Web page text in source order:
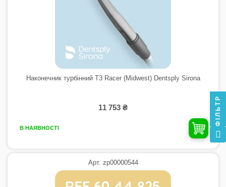
Наконечник турбінний T3 Racer (Midwest) Dentsply Sirona
11 753 ₴
В НАЯВНОСТІ
Арт. zp00000544
ФІЛЬТР